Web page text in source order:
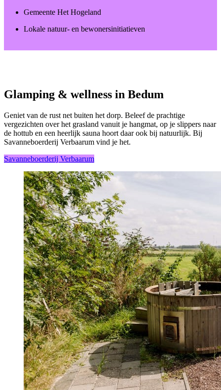
Gemeente Het Hogeland
Lokale natuur- en bewonersinitiatieven
Glamping & wellness in Bedum
Geniet van de rust net buiten het dorp. Beleef de prachtige
vergezichten over het grasland vanuit je hangmat, op je slippers naar
de hottub en een heerlijk sauna hoort daar ook bij natuurlijk. Bij
Savanneboerderij Verbaarum vind je het.
Savanneboerderij Verbaarum